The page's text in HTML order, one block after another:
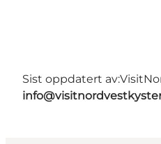
Sist oppdatert av: